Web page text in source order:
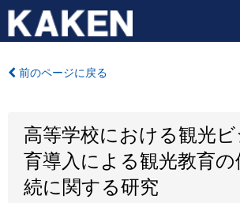
前のページに戻る
高等学校における観光
育導入による観光教育
続に関する研究